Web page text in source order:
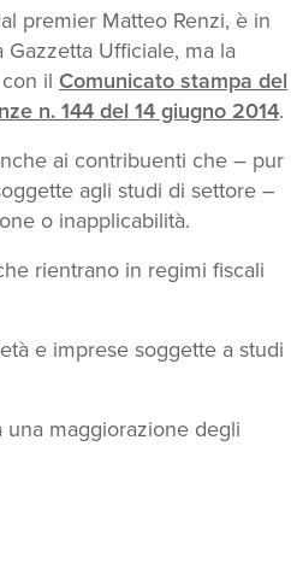
premier Matteo Renzi, è in
Ufficiale, ma la
il Comunicato stampa del
n. 144 del 14 giugno 2014.
ai contribuenti che – pur
agli studi di settore –
o inapplicabilità.
rientrano in regimi fiscali
e imprese soggette a studi
maggiorazione degli